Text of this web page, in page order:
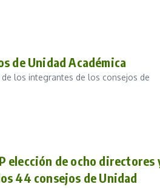
de Unidad Académica
los integrantes de los consejos de
elección de ocho directores
44 consejos de Unidad